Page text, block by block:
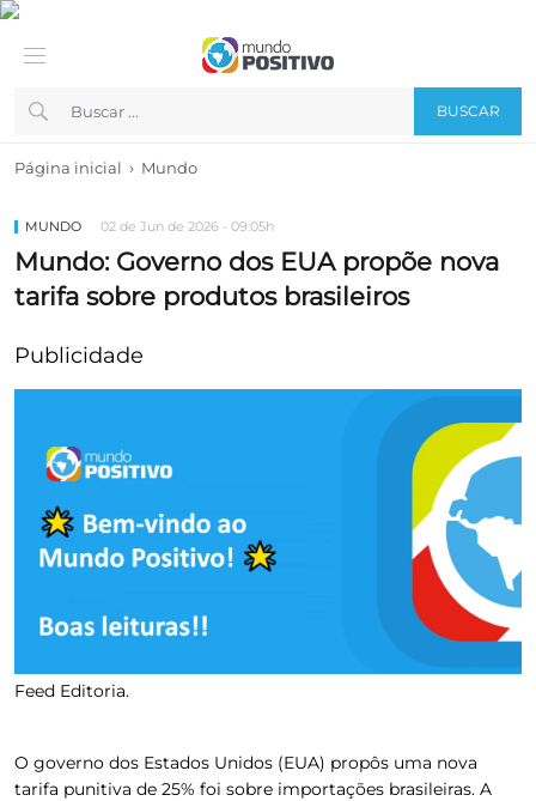
BUSCAR
Página inicial › Mundo
MUNDO 02 de Jun de 2026 - 09:05h
Mundo: Governo dos EUA propõe nova
tarifa sobre produtos brasileiros
Publicidade
Feed Editoria.
O governo dos Estados Unidos (EUA) propôs uma nova
tarifa punitiva de 25% foi sobre importações brasileiras. A